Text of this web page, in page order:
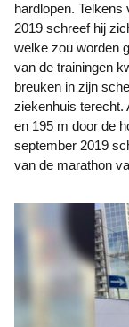
hardlopen.
2019 schreef hij
welke zou worden
van de trainingen
breuken in zijn
ziekenhuis terecht.
en 195 m door de
september 2019
van de marathon